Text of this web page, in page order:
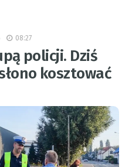
08:27
policji. Dziś
kosztować